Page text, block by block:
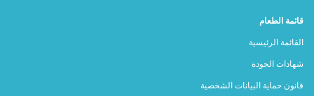
قائمة الطعام
القائمة الرئيسية
شهادات الجودة
قانون حماية البيانات الشخصية